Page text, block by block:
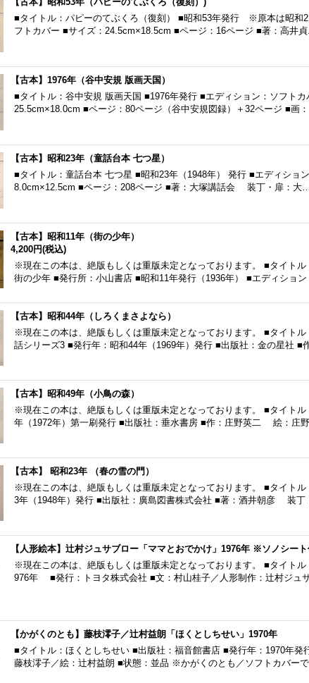
■タイトル：パピーのてぶくろ（復刻） ■昭和53年発行 ※原本は昭和
フトカバー ■サイズ：24.5cm×18.5cm ■ページ：16ページ ■著：高井
【古本】1976年（谷中安規 版画天国）
■タイトル：谷中安規 版画天国 ■1976年発行 ■エディション：ソフトカ
25.5cm×18.0cm ■ページ：80ページ（谷中安規図録）＋32ページ ■画
【古本】昭和23年（童話台本 七つ星）
■タイトル：童話台本 七つ星 ■昭和23年（1948年） 発行 ■エディショ
8.0cm×12.5cm ■ページ：208ページ ■著：大塚講話会 装丁・扉：大
【古本】昭和11年（街の少年）
4,200円(税込)
※現在この本は、絶版もしくは重版未定となっております。 ■タイト
街の少年 ■発行所：小山書店 ■昭和11年発行（1936年） ■エディショ
【古本】昭和44年（しろくまさよなら）
※現在この本は、絶版もしくは重版未定となっております。 ■タイト
話シリーズ3 ■発行年：昭和44年（1969年）発行 ■出版社：金の星社 ■
【古本】昭和49年（小鳥の森）
※現在この本は、絶版もしくは重版未定となっております。 ■タイト
年（1972年）第一刷発行 ■出版社：垂水書房 ■作：庄野英二 絵：庄
【古本】 昭和23年 （春の雪の門）
※現在この本は、絶版もしくは重版未定となっております。 ■タイト
3年（1948年）発行 ■出版社：廣島図書株式会社 ■著：酒井朝彦 装
【人形絵本】辻村ジュサブロー「ママとおでかけ」1976年 ※ソノシー
※現在この本は、絶版もしくは重版未定となっております。 ■タイト
976年 ■発行：トヨタ株式会社 ■文：村山桂子／人形制作：辻村ジュ
【かがくのとも】藤枝澪子／辻村益朗「ほくとしちせい」1970年
■タイトル：ほくとしちせい ■出版社：福音館書店 ■発行年：1970年
藤枝澪子／絵：辻村益朗 ■状態：並品 ※かがくのとも／ソフトカバー